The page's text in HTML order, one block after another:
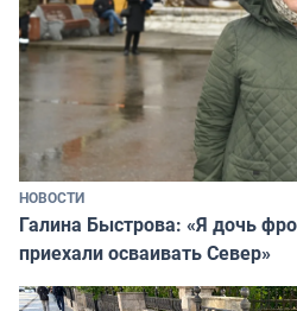
НОВОСТИ
Галина Быстрова: «Я дочь
приехали осваивать Север»